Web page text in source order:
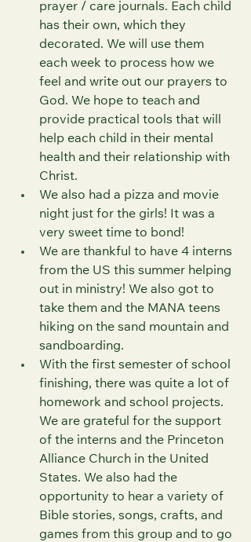
prayer / care journals. Each child
has their own, which they
decorated. We will use them
each week to process how we
feel and write out our prayers to
God. We hope to teach and
provide practical tools that will
help each child in their mental
health and their relationship with
Christ.
We also had a pizza and movie
night just for the girls! It was a
very sweet time to bond!
We are thankful to have 4 interns
from the US this summer helping
out in ministry! We also got to
take them and the MANA teens
hiking on the sand mountain and
sandboarding.
With the first semester of school
finishing, there was quite a lot of
homework and school projects.
We are grateful for the support
of the interns and the Princeton
Alliance Church in the United
States. We also had the
opportunity to hear a variety of
Bible stories, songs, crafts, and
games from this group and to go